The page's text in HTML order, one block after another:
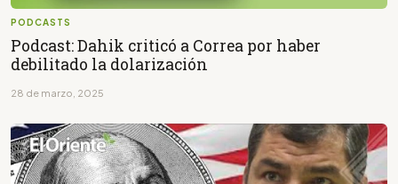
PODCASTS
Podcast: Dahik criticó a Correa por haber
debilitado la dolarización
28 de marzo, 2025